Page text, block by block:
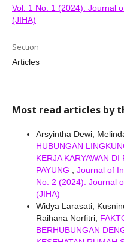
Vol. 1 No. 1 (2024): Journal
(JIHA)
Section
Articles
Most read articles by
Arsyintha Dewi,
HUBUNGAN
KERJA KARYAWAN
PAYUNG , Journal of
No. 2 (2024): Journal
(JIHA)
Widya Larasati,
Raihana Norfitri,
BERHUBUNGAN